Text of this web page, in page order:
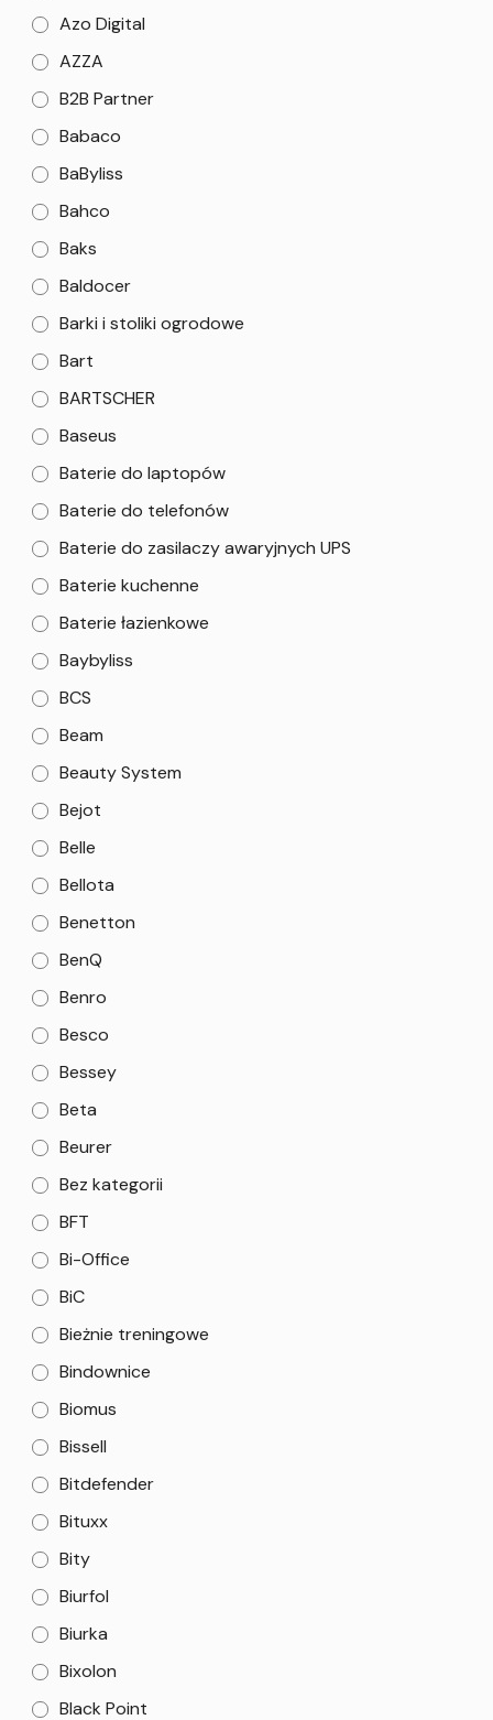
Azo Digital
AZZA
B2B Partner
Babaco
BaByliss
Bahco
Baks
Baldocer
Barki i stoliki ogrodowe
Bart
BARTSCHER
Baseus
Baterie do laptopów
Baterie do telefonów
Baterie do zasilaczy awaryjnych UPS
Baterie kuchenne
Baterie łazienkowe
Baybyliss
BCS
Beam
Beauty System
Bejot
Belle
Bellota
Benetton
BenQ
Benro
Besco
Bessey
Beta
Beurer
Bez kategorii
BFT
Bi-Office
BiC
Bieżnie treningowe
Bindownice
Biomus
Bissell
Bitdefender
Bituxx
Bity
Biurfol
Biurka
Bixolon
Black Point